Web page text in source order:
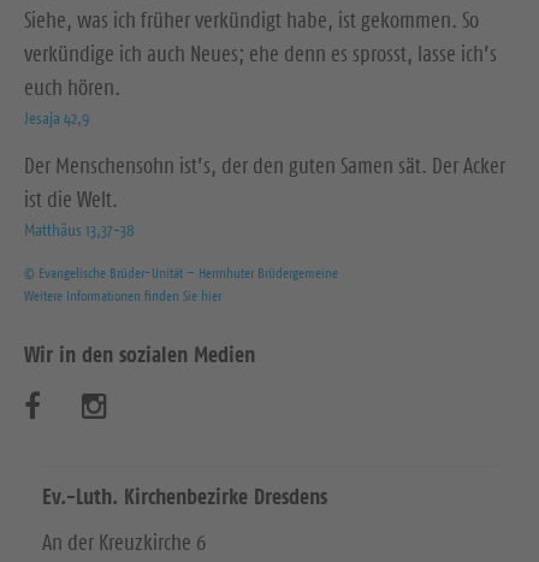
Siehe, was ich früher verkündigt habe, ist gekommen. So
verkündige ich auch Neues; ehe denn es sprosst, lasse ich’s
euch hören.
Jesaja 42,9
Der Menschensohn ist’s, der den guten Samen sät. Der Acker
ist die Welt.
Matthäus 13,37-38
© Evangelische Brüder-Unität – Herrnhuter Brüdergemeine
Weitere Informationen finden Sie hier
Wir in den sozialen Medien
s
u
s
u
Ev.-Luth. Kirchenbezirke Dresdens
An der Kreuzkirche 6